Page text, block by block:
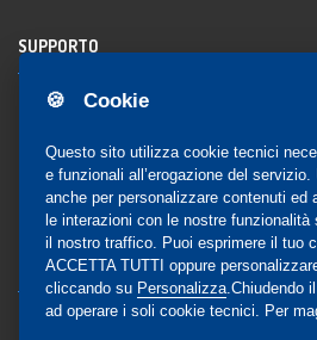
🍪 Cookie
Questo sito utilizza cookie tecnici
e funzionali all’erogazione del
anche per personalizzare contenuti ed
le interazioni con le nostre
il nostro traffico. Puoi esprimere il tuo
ACCETTA TUTTI oppure
cliccando su Personalizza .Chiudendo
ad operare i soli cookie tecnici. Per
SUPPORTO
Registrazione al sito
Notifica
COMMUNITY
Blog e Canali social